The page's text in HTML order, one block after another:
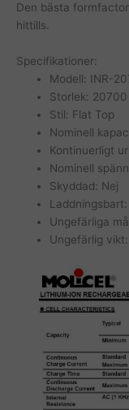
Den bästa
hittills.
Specifikationer:
Modell: INR-
Storlek: 20700
Stil: Flat Top
Nominell
Kontinuerligt
Nominell
Skyddad: Nej
Laddningsbart:
Ungefärliga
Ungefärlig vikt: